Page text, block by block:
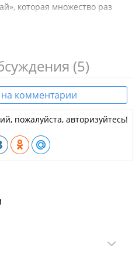
которая множество раз
исследованиях
название происходит
карте бухта стала
в 10 км от г.
штормов он часто
часто устраивают
есть, их несколько, они
(5)
комментарии
пожалуйста, авторизуйтесь!